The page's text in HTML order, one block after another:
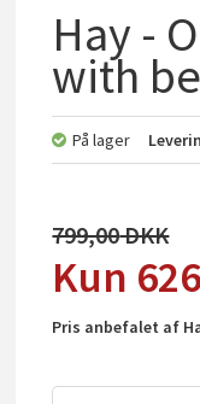
Hay -
with
På lager
799,00
Pris anbefalet af